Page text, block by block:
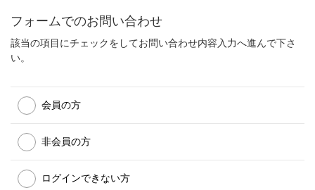
フォームでのお問い合わせ
該当の項目にチェックをしてお問い合わせ内容入力へ進んで下さ
い。
会員の方
非会員の方
ログインできない方